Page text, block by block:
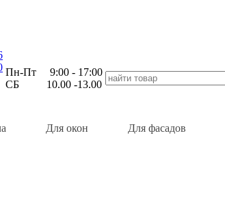
Пн-Пт 9:00 - 17:00
СБ 10.00 -13.00
Для окон Для фасадов